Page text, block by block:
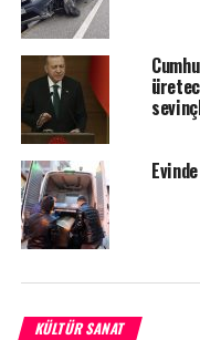
<
KÜLTÜR SANAT